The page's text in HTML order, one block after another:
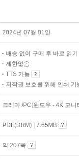
2024년 07월 01일
배송 없이 구매 후 바로 읽기
제한없음
TTS 가능
저작권 보호를 위해 인쇄 기
크레마 /PC(윈도우 - 4K 모
PDF(DRM) | 7.65MB
약 207쪽